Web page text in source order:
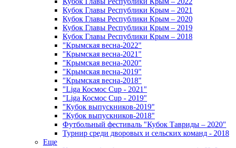
Кубок Главы Республики Крым – 2021
Кубок Главы Республики Крым – 2020
Кубок Главы Республики Крым – 2019
Кубок Главы Республики Крым – 2018
"Крымская весна-2022"
"Крымская весна-2021"
"Крымская весна-2020"
"Крымская весна-2019"
"Крымская весна-2018"
"Liga Космос Cup - 2021"
"Liga Космос Cup - 2019"
"Кубок выпускников-2019"
"Кубок выпускников-2018"
Футбольный фестиваль "Кубок Тавриды – 2020"
Турнир среди дворовых и сельских команд - 2018
Еще